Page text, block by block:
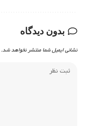
بدون دیدگاه
نشانی ایمیل شما منتشر نخواهد شد.